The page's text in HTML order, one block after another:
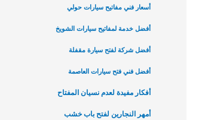
أسعار فني مفاتيح سيارات حولي
أفضل خدمة لمفاتيح سيارات الشويخ
أفضل شركة لفتح سيارة مقفلة
أفضل فني فتح سيارات العاصمة
أفكار مفيدة لعدم نسيان المفتاح
أمهر النجارين لفتح باب خشب